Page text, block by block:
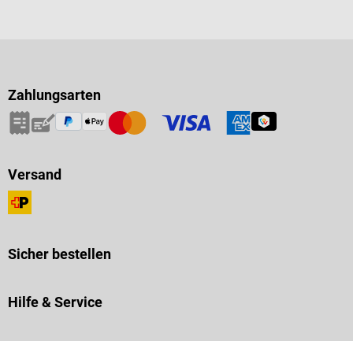
Zahlungsarten
Versand
Sicher bestellen
Hilfe & Service